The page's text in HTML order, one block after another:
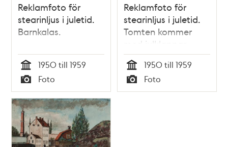
Reklamfoto för
stearinljus i juletid.
Barnkalas.
Tid
1950 till 1959
Typ
Foto
Reklamfoto för
stearinljus i juletid.
Tomten kommer
med julklappar.
Tid
1950 till 1959
Typ
Foto